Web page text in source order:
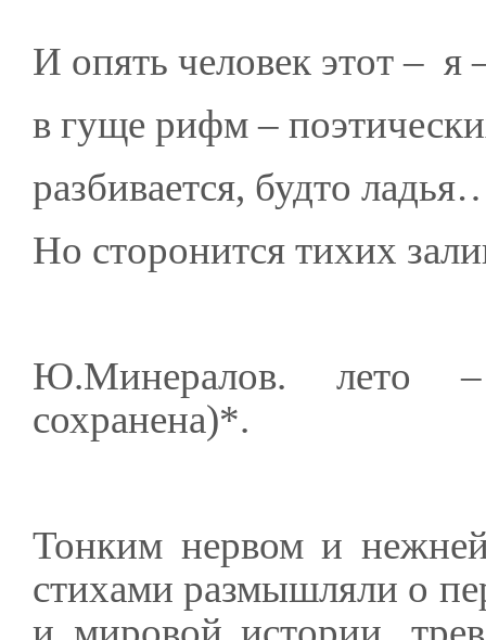
И опять человек этот – я
в гуще рифм –
разбивается, будто
Но сторонится тихих
Ю.Минералов. лето –
сохранена)*.
Тонким нервом и
стихами размышляли о